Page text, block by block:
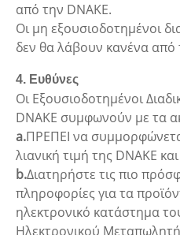
από την DNAKE.
Οι μη εξουσιοδοτημένοι
δεν θα λάβουν κανένα
4. Ευθύνες
Οι Εξουσιοδοτημένοι
DNAKE συμφωνούν με τα
a.ΠΡΕΠΕΙ να
λιανική τιμή της DNAKE
b.Διατηρήστε τις πιο
πληροφορίες για τα
ηλεκτρονικό κατάστημα
Ηλεκτρονικού